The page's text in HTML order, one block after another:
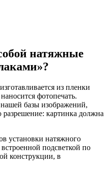
натяжные
из пленки
фотопечать.
базы изображений,
картинка должна
установки натяжного
подсветкой по
конструкции, в